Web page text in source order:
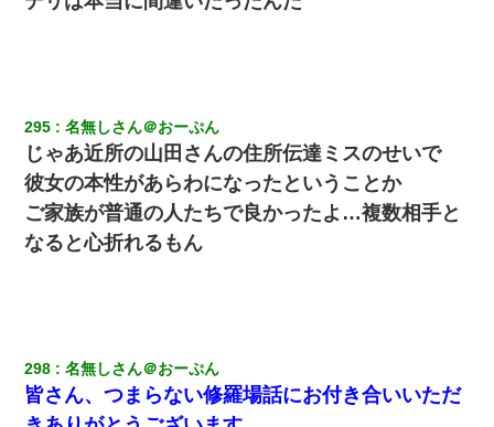
295 名無しさん＠おーぷん
じゃあ近所の山田さんの住所伝達ミスのせいで
彼女の本性があらわになったということか
ご家族が普通の人たちで良かったよ…複数相手と
なると心折れるもん
298 名無しさん＠おーぷん
皆さん、つまらない修羅場話にお付き合いいただ